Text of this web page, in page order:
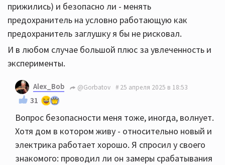
прижились) и безопасно ли - менять
предохранитель на условно работающую как
предохранитель заглушку я бы не рисковал.
И в любом случае большой плюс за увлеченность и
эксперименты.
Alex_Bob @Gorbatov 25 апреля 2025 в 18:53
31
Вопрос безопасности меня тоже, иногда, волнует.
Хотя дом в котором живу - относительно новый и
электрика работает хорошо. Я спросил у своего
знакомого: проводил ли он замеры срабатывания